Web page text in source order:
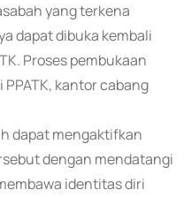
yang terkena
dapat dibuka kembali
Proses pembukaan
kantor cabang
dapat mengaktifkan
dengan mendatangi
identitas diri